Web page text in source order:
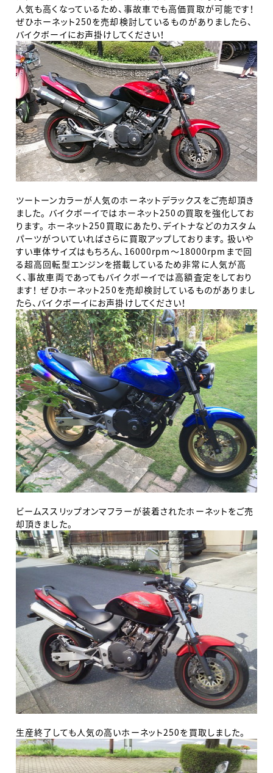
人気も高くなっているため、事故車でも高価買取が可能です！
ぜひホーネット250を売却検討しているものがありましたら、
バイクボーイにお声掛けしてください！
ツートーンカラーが人気のホーネットデラックスをご売却頂き
ました。 バイクボーイではホーネット250の買取を強化してお
ります。 ホーネット250買取にあたり、デイトナなどのカスタム
パーツがついていればさらに買取アップしております。扱いや
すい車体サイズはもちろん、16000rpm～18000rpmまで回
る超高回転型エンジンを搭載しているため非常に人気が高
く、事故車両であってもバイクボーイでは高額査定をしており
ます！ ぜひホーネット250を売却検討しているものがありまし
たら、バイクボーイにお声掛けしてください！
ビームススリップオンマフラーが装着されたホーネットをご売
却頂きました。
生産終了しても人気の高いホーネット250を買取しました。